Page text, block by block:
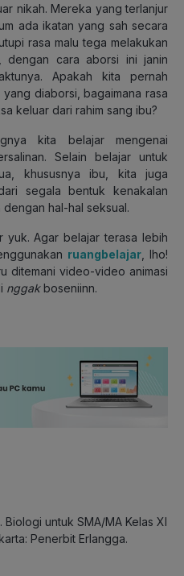
nikah. Mereka yang terlanjur
ada ikatan yang sah secara
rasa malu tega melakukan
dengan cara aborsi ini janin
Apakah kita pernah
diaborsi, bagaimana rasa
keluar dari rahim sang ibu?
kita belajar mengenai
Selain belajar untuk
khususnya ibu, kita juga
segala bentuk kenakalan
hal-hal seksual.
yuk. Agar belajar terasa lebih
ruangbelajar, lho!
ditemani video-video animasi
nggakboseniinn.
Biologi untuk SMA/MA Kelas XI
Penerbit Erlangga.